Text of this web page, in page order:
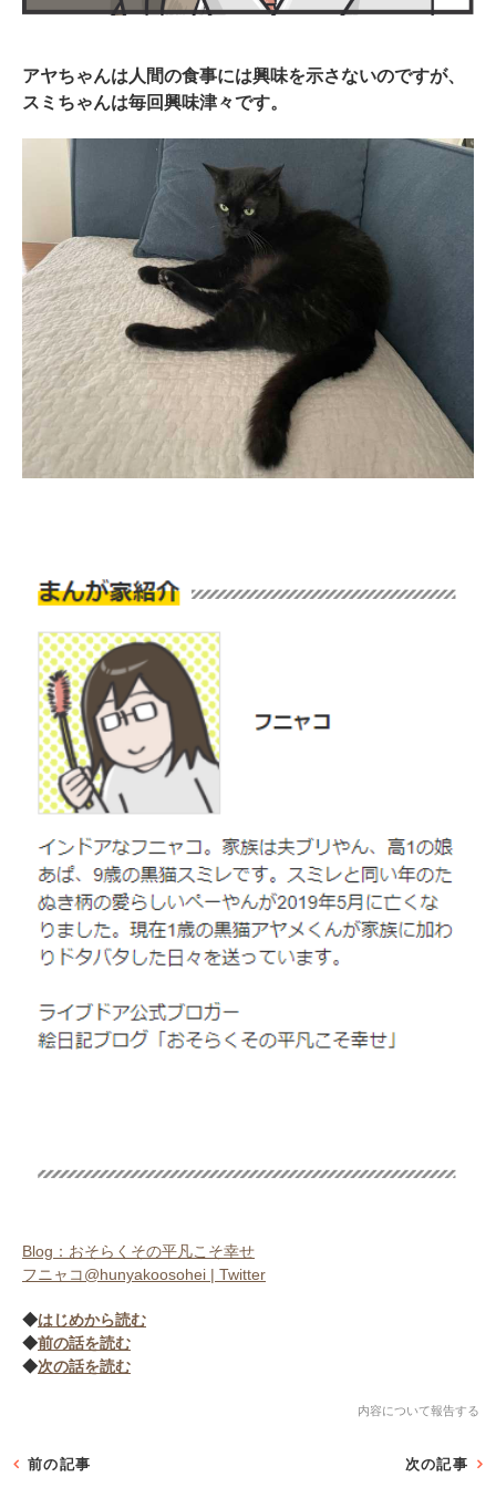
アヤちゃんは人間の食事には興味を示さないのですが、
スミちゃんは毎回興味津々です。
Blog：おそらくその平凡こそ幸せ
フニャコ@hunyakoosohei | Twitter
◆はじめから読む
◆前の話を読む
◆次の話を読む
内容について報告する
前の記事 次の記事
閉じる
pecodogs
いぬ部をフォロー
pecocats
ねこ部をフォロー
アプリで開く
アプリをダウンロードする